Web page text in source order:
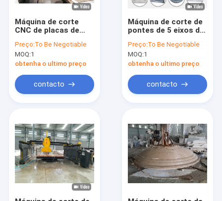
Máquina de corte
CNC de placas de
infravermelha de
precisão
Preço:To Be Negotiable
MOQ:1
obtenha o ultimo preço
contacto
Máquina de corte de
pontes de 5 eixos de
e formas especiais
Preço:To Be Negotiable
MOQ:1
obtenha o ultimo preço
contacto